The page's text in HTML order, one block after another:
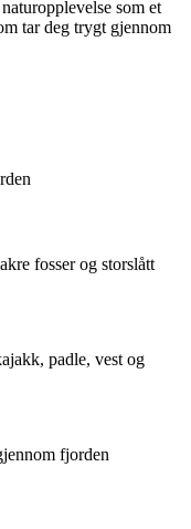
som et
tar deg trygt gjennom
fosser og storslått
padle, vest og
fjorden